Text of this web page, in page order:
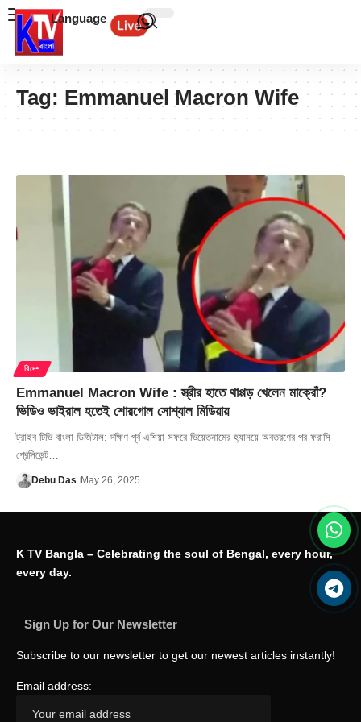
Language
Tag: Emmanuel Macron Wife
বিদেশ
Emmanuel Macron Wife : স্ত্রীর হাতে থাপ্পড় খেলেন মাক্রোঁ?
ভিডিও ভাইরাল হতেই শোরগোল সোশ্যাল মিডিয়ায়
ট্রাইব টিভি বাংলা ডিজিটাল: দক্ষিণ-পূর্ব এশিয়া সফরে ভিয়েতনামের হ্যানয়ে অবতরণের পর ফরাসি
প্রেসিডেন্ট…
Debu Das May 26, 2025
K TV Bangla – Celebrating the soul of Bengal, every hour,
every day.
Sign Up for Our Newsletter
Subscribe to our newsletter to get our newest articles instantly!
Email address: